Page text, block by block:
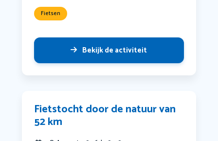
Fietsen
Bekijk de activiteit
Fietstocht door de natuur van
52 km